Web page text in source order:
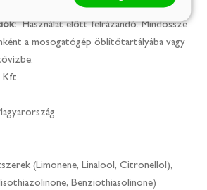
Gyermekektől elzárva tartandó!
Használat előtt felrázandó. Mindössze
a mosogatógép öblítőtartályába vagy
Kft
(Limonene, Linalool, Citronellol),
Benziothiasolinone)